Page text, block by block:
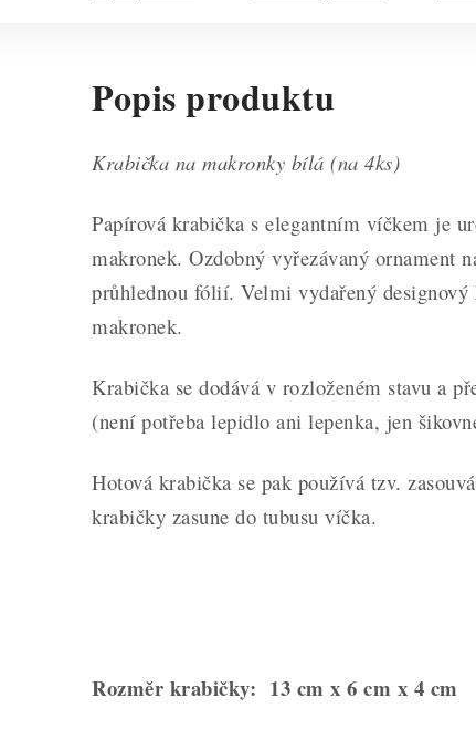
Popis produktu
Krabička na makronky bílá (na 4ks)
Papírová krabička s elegantním víčkem je
makronek. Ozdobný vyřezávaný ornament
průhlednou fólií. Velmi vydařený designový
makronek.
Krabička se dodává v rozloženém stavu a
(není potřeba lepidlo ani lepenka, jen
Hotová krabička se pak používá tzv.
krabičky zasune do tubusu víčka.
Rozměr krabičky: 13 cm x 6 cm x 4 cm